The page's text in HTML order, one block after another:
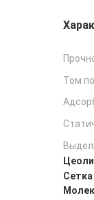
Том